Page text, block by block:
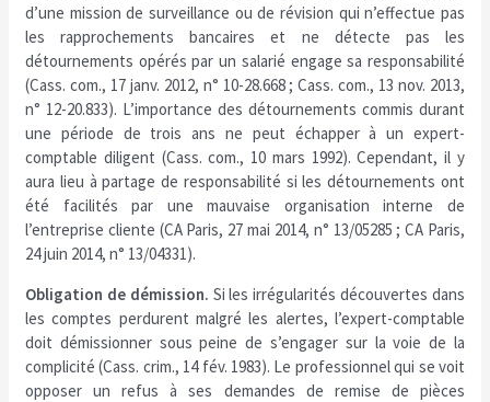
d’une mission de surveillance ou de révision qui n’effectue pas
les rapprochements bancaires et ne détecte pas les
détournements opérés par un salarié engage sa responsabilité
(Cass. com., 17 janv. 2012, n° 10-28.668 ; Cass. com., 13 nov. 2013,
n° 12-20.833). L’importance des détournements commis durant
une période de trois ans ne peut échapper à un expert-
comptable diligent (Cass. com., 10 mars 1992). Cependant, il y
aura lieu à partage de responsabilité si les détournements ont
été facilités par une mauvaise organisation interne de
l’entreprise cliente (CA Paris, 27 mai 2014, n° 13/05285 ; CA Paris,
24 juin 2014, n° 13/04331).
Obligation de démission. Si les irrégularités découvertes dans
les comptes perdurent malgré les alertes, l’expert-comptable
doit démissionner sous peine de s’engager sur la voie de la
complicité (Cass. crim., 14 fév. 1983). Le professionnel qui se voit
opposer un refus à ses demandes de remise de pièces